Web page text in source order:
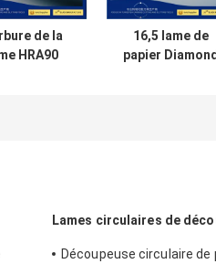
de la
HRA90
16,5 lame de
papier Diamond
Lames circulaires de
Découpeuse circulaire de